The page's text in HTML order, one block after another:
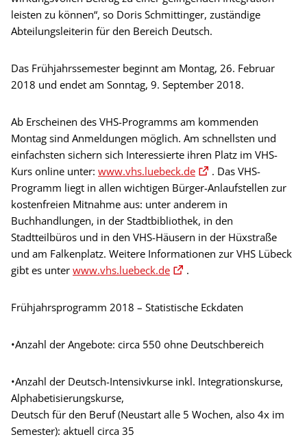
leisten zu können“, so Doris Schmittinger, zuständige
Abteilungsleiterin für den Bereich Deutsch.
Das Frühjahrssemester beginnt am Montag, 26. Februar
2018 und endet am Sonntag, 9. September 2018.
Ab Erscheinen des VHS-Programms am kommenden
Montag sind Anmeldungen möglich. Am schnellsten und
einfachsten sichern sich Interessierte ihren Platz im VHS-
Kurs online unter: www.vhs.luebeck.de
. Das VHS-
Programm liegt in allen wichtigen Bürger-Anlaufstellen zur
kostenfreien Mitnahme aus: unter anderem in
Buchhandlungen, in der Stadtbibliothek, in den
Stadtteilbüros und in den VHS-Häusern in der Hüxstraße
und am Falkenplatz. Weitere Informationen zur VHS Lübeck
gibt es unter www.vhs.luebeck.de .
Frühjahrsprogramm 2018 – Statistische Eckdaten
•Anzahl der Angebote: circa 550 ohne Deutschbereich
•Anzahl der Deutsch-Intensivkurse inkl. Integrationskurse,
Alphabetisierungskurse,
Deutsch für den Beruf (Neustart alle 5 Wochen, also 4x im
Semester): aktuell circa 35